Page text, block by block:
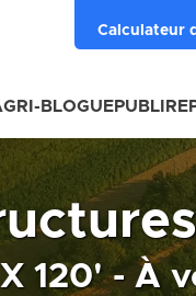
Calculateur
BLOGUE
120' - À